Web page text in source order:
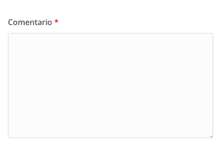
Comentario *